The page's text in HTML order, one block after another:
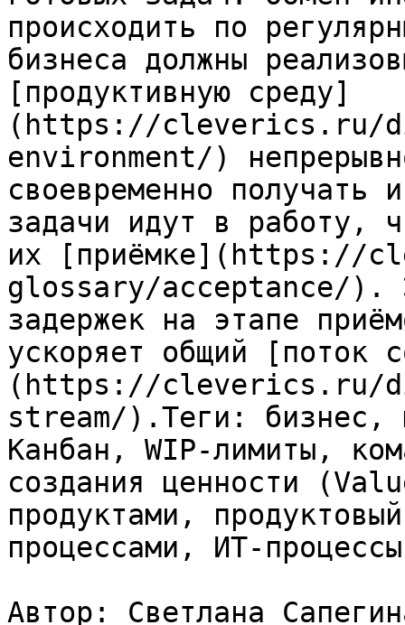
происходить по
бизнеса должны
[продуктивную среду]
(https://cleverics.ru/
environment/)
своевременно получать
задачи идут в работу,
их [приёмке](https://
glossary/acceptance/).
задержек на этапе
ускоряет общий [поток
(https://cleverics.ru/
stream/).Теги: бизнес,
Канбан, WIP-лимиты,
создания ценности
продуктами,
процессами, ИТ-процессы
Автор: Светлана